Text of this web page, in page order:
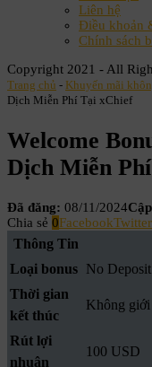
Liên hệ
Điều khoản
Chính sách
Copyright 2021 - All
Trang chủ - Khuyến mãi
Dịch Miễn Phí Tại xChief
Welcome
Dịch Miễn
Đã đăng: 08/11/2024
Chia sẻ 0FacebookTwitter
Thông Tin
Loại bonus No
Thời gian
kết thúc
Không giới
Rút lợi
nhuận
100 USD